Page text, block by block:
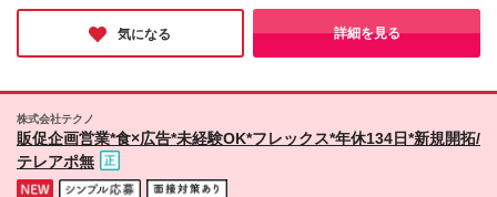
豊富にあるとのこと。成長企業ならではの質の高い経験を重ねる
ことで、ご自身の市場価値も自然と高まっていくはず。新たなキ
ャリアをここで描いてみませんか？
気になる 詳細を見る
株式会社テクノ
販促企画営業*食×広告*未経験OK*フレックス*年休134日*新規開拓/
テレアポ無